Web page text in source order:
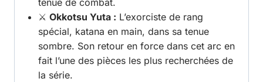
tenue de combat.
⚔️ Okkotsu Yuta : L’exorciste de rang
spécial, katana en main, dans sa tenue
sombre. Son retour en force dans cet arc en
fait l’une des pièces les plus recherchées de
la série.